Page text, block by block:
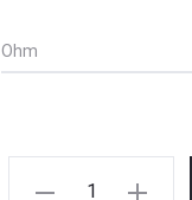
Ohm
quantité